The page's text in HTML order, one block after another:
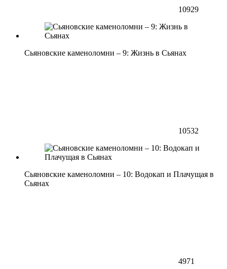
10929
Сьяновские каменоломни – 9: Жизнь в Сьянах
10532
Сьяновские каменоломни – 10: Водокап и Плачущая в
Сьянах
4971